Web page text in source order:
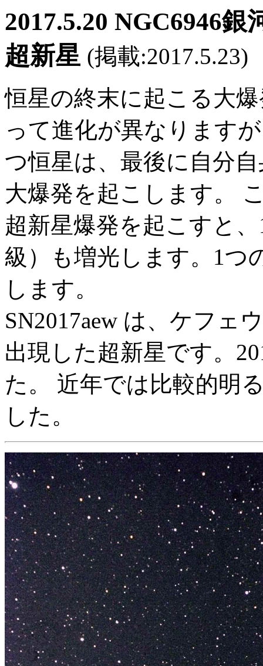
2017.5.20 NGC6946
超新星 (掲載:2017.5.23)
恒星の終末に起こる大
って進化が異なります
つ恒星は、最後に自分
大爆発を起こします。
超新星爆発を起こすと
級）も増光します。1つ
します。
SN2017aew は、ケフェ
出現した超新星です。
た。 近年では比較的明
した。